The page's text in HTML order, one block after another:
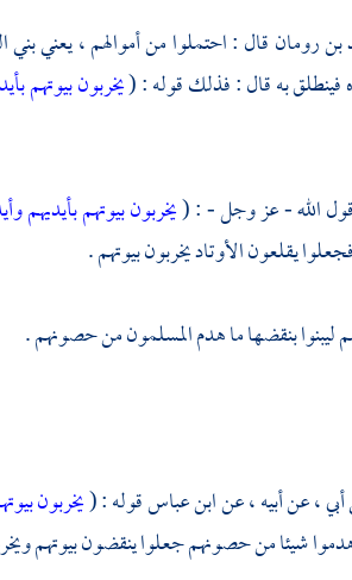
بن رومانقال : احتملوا من أموالهم ، يعنيبني
فينطلق به قال : فذلك قوله : (يخربون بيوتهم
الله - عز وجل - : (يخربون بيوتهم بأيديهم
يقلعون الأوتاد يخربون بيوتهم .
ليبنوا بنقضها ما هدم المسلمون من حصونهم .
، عن أبيه ، عنابن عباسقوله : (يخربون
شيئا من حصونهم جعلوا ينقضون بيوتهم